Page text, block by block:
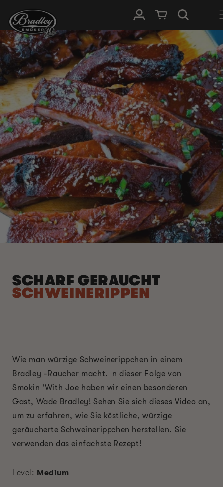
INHALT
EinloggenWarenkorb
SCHARF GERAUCHT
SCHWEINERIPPEN
Wie man würzige Schweinerippchen in einem
Bradley -Raucher macht. In dieser Folge von
Smokin 'With Joe haben wir einen besonderen
Gast, Wade Bradley! Sehen Sie sich dieses Video an,
um zu erfahren, wie Sie köstliche, würzige
geräucherte Schweinerippchen herstellen. Sie
verwenden das einfachste Rezept!
Level: Medium